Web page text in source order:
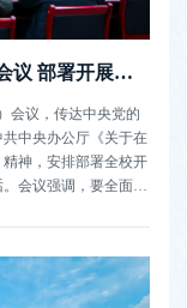
学校召开党建工作领导小组（扩大）会议 部署开展树立和践行正确政绩观学习教育
会议，传达中央党的
中央办公厅《关于在
神，安排部署全校开
会议强调，要全面学
实开展树立和践行正